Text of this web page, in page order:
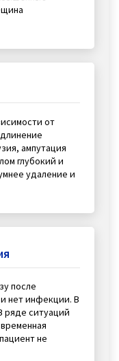
от
ампутация
глубокий и
удаление и
после
нет инфекции. В
ряде ситуаций
не